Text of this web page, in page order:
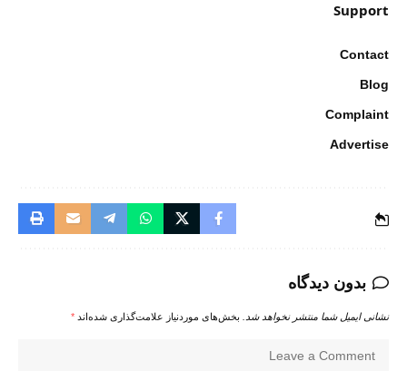
Support
Contact
Blog
Complaint
Advertise
بدون دیدگاه
نشانی ایمیل شما منتشر نخواهد شد. بخش‌های موردنیاز علامت‌گذاری شده‌اند *